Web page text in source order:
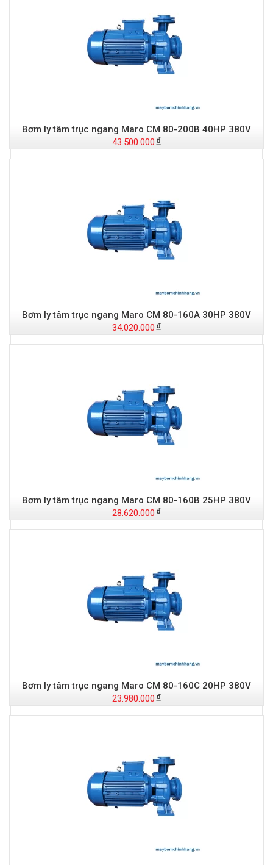
Bơm ly tâm trục ngang Maro CM 80-200B 40HP 380V
43.500.000
Bơm ly tâm trục ngang Maro CM 80-160A 30HP 380V
34.020.000
Bơm ly tâm trục ngang Maro CM 80-160B 25HP 380V
28.620.000
Bơm ly tâm trục ngang Maro CM 80-160C 20HP 380V
23.980.000